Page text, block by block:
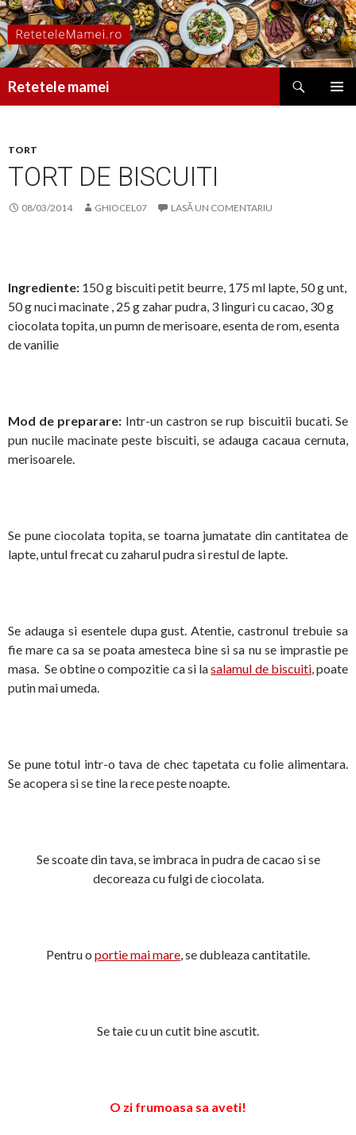
Retetele mamei
TORT
TORT DE BISCUITI
08/03/2014 GHIOCEL07 LASĂ UN COMENTARIU
Ingrediente: 150 g biscuiti petit beurre, 175 ml lapte, 50 g unt,
50 g nuci macinate , 25 g zahar pudra, 3 linguri cu cacao, 30 g
ciocolata topita, un pumn de merisoare, esenta de rom, esenta
de vanilie
Mod de preparare: Intr-un castron se rup biscuitii bucati. Se
pun nucile macinate peste biscuiti, se adauga cacaua cernuta,
merisoarele.
Se pune ciocolata topita, se toarna jumatate din cantitatea de
lapte, untul frecat cu zaharul pudra si restul de lapte.
Se adauga si esentele dupa gust. Atentie, castronul trebuie sa
fie mare ca sa se poata amesteca bine si sa nu se imprastie pe
masa. Se obtine o compozitie ca si lasalamul de biscuiti, poate
putin mai umeda.
Se pune totul intr-o tava de chec tapetata cu folie alimentara.
Se acopera si se tine la rece peste noapte.
Se scoate din tava, se imbraca in pudra de cacao si se
decoreaza cu fulgi de ciocolata.
Pentru o portie mai mare, se dubleaza cantitatile.
Se taie cu un cutit bine ascutit.
O zi frumoasa sa aveti!